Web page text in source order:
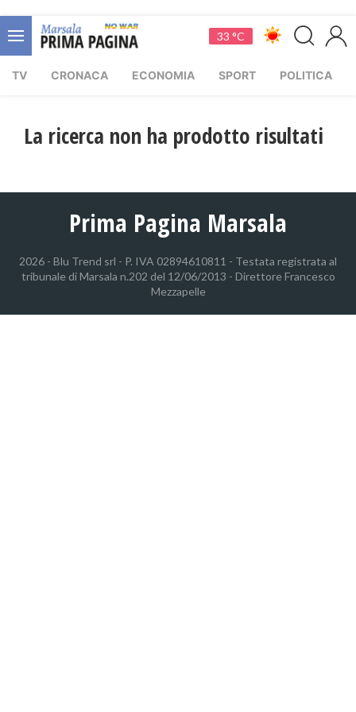
33 °C
TV CRONACA ECONOMIA SPORT POLITICA
La ricerca non ha prodotto risultati
Prima Pagina Marsala
2026 - Blu Trend srl - P. IVA 02894610811 - Testata registrata al
tribunale di Marsala n.202 del 12/06/2013 - Direttore Francesco
Mezzapelle